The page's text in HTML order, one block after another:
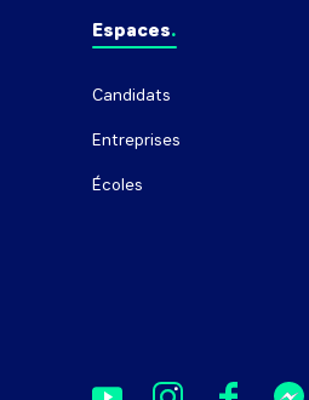
Espaces
Candidats
Entreprises
Écoles